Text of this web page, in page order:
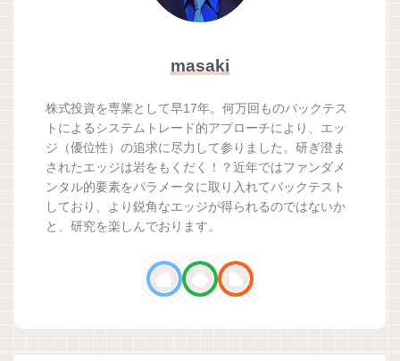
masaki
株式投資を専業として早17年。何万回ものバックテス
トによるシステムトレード的アプローチにより、エッ
ジ（優位性）の追求に尽力して参りました。研ぎ澄ま
されたエッジは岩をもくだく！？近年ではファンダメ
ンタル的要素をパラメータに取り入れてバックテスト
しており、より鋭角なエッジが得られるのではないか
と、研究を楽しんでおります。